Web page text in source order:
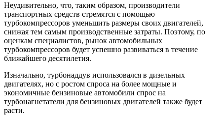
Неудивительно, что, таким образом, производители
транспортных средств стремятся с помощью
турбокомпрессоров уменьшить размеры своих двигателей,
снижая тем самым производственные затраты. Поэтому, по
оценкам специалистов, рынок автомобильных
турбокомпрессоров будет успешно развиваться в течение
ближайшего десятилетия.
Изначально, турбонаддув использовался в дизельных
двигателях, но с ростом спроса на более мощные и
экономичные бензиновые автомобили спрос на
турбонагнетатели для бензиновых двигателей также будет
расти.